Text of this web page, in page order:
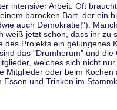
intensiver Arbeit. Oft
barocken Bart, der ein
auch Demokratie!").
jetzt schon, dass ihr zu
Projekts ein gelungenes
das "Drumherum" und
welches sich nicht
oder beim
und Trinken im